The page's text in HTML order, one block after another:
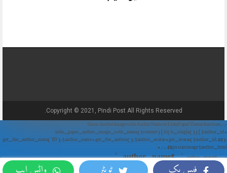
فیس بک ٹویٹر واٹس ایپ
Copyright © 2021, Pindi Post All Rights Reserved.
// Show Author Image with Author Name in UrduPaper Theme function
urdu_paper_author_image_with_name($content) { if (is_single()) { $author_id =
get_the_author_meta('ID'); $author_name = get_the_author(); $author_avatar = get_avatar($author_id, 48);
// 48px size image $author_html = '
' . $author_avatar . '
' . $author_name . '
'; return $author_html . $content; } return $content; } add_filter('the_content',